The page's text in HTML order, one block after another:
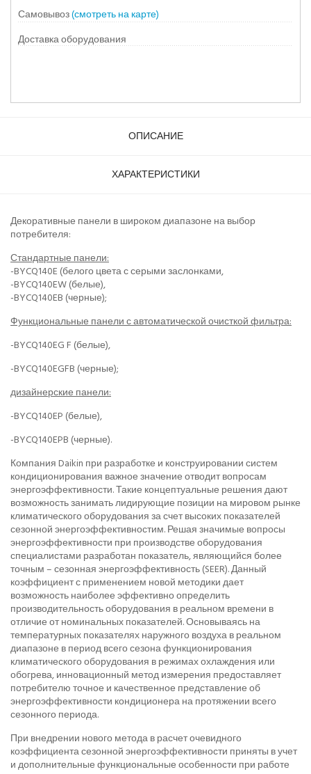
Самовывоз(смотреть на карте)
Доставка оборудования
ОПИСАНИЕ
ХАРАКТЕРИСТИКИ
Декоративные панели в широком диапазоне на выбор
потребителя:
Стандартные панели:
-BYCQ140E (белого цвета с серыми заслонками,
-BYCQ140EW (белые),
-BYCQ140EB (черные);
Функциональные панели с автоматической очисткой фильтра:
-BYCQ140EG F (белые),
-BYCQ140EGFB (черные);
дизайнерские панели:
-BYCQ140EP (белые),
-BYCQ140EPB (черные).
Компания Daikin при разработке и конструировании систем
кондиционирования важное значение отводит вопросам
энергоэффективности. Такие концептуальные решения дают
возможность занимать лидирующие позиции на мировом рынке
климатического оборудования за счет высоких показателей
сезонной энергоэффективностим. Решая значимые вопросы
энергоэффективности при производстве оборудования
специалистами разработан показатель, являющийся более
точным – сезонная энергоэффективность (SEER). Данный
коэффициент с применением новой методики дает
возможность наиболее эффективно определить
производительность оборудования в реальном времени в
отличие от номинальных показателей. Основываясь на
температурных показателях наружного воздуха в реальном
диапазоне в период всего сезона функционирования
климатического оборудования в режимах охлаждения или
обогрева, инновационный метод измерения предоставляет
потребителю точное и качественное представление об
энергоэффективности кондиционера на протяжении всего
сезонного периода.
При внедрении нового метода в расчет очевидного
коэффициента сезонной энергоэффективности приняты в учет
и дополнительные функциональные особенности при работе